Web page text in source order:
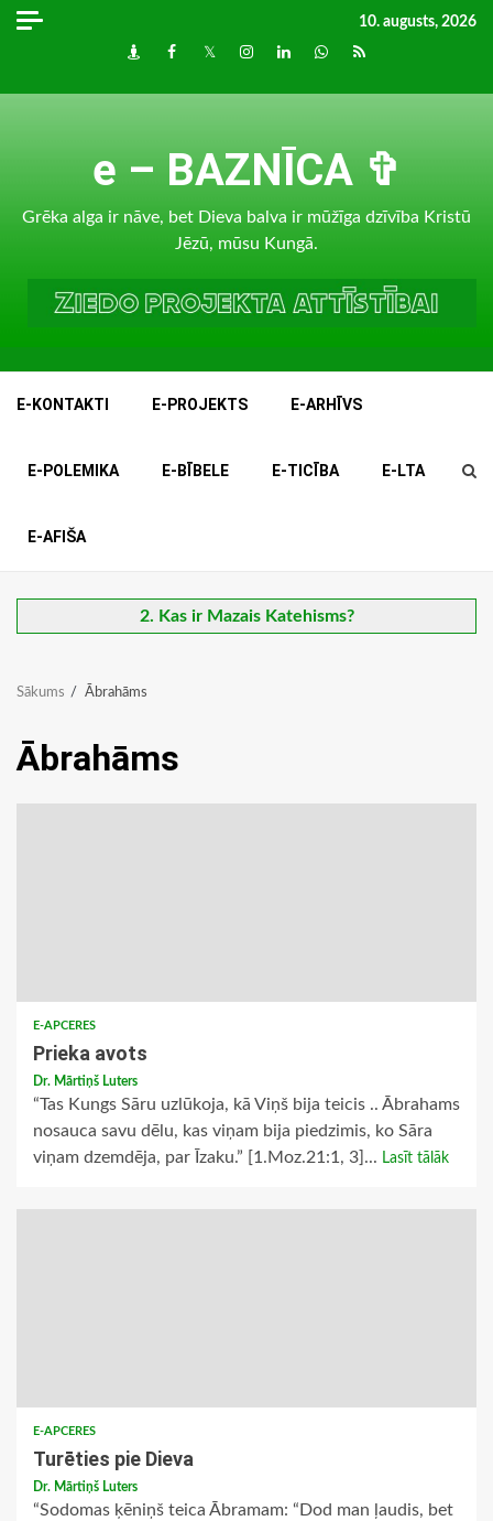
Skip
10. augusts, 2026
DraugiemFacebook
TwitterInstagram
LinkedInwhatsapp
RSS
e – BAZNĪCA ✞
Grēka alga ir nāve, bet Dieva balva ir mūžīga dzīvība Kristū
Jēzū, mūsu Kungā.
E-KONTAKTI E-PROJEKTS E-ARHĪVS
E-POLEMIKA E-BĪBELE E-TICĪBA E-LTA
E-AFIŠA
2. Kas ir Mazais Katehisms?
Sākums Ābrahāms
Ābrahāms
E-APCERES
Prieka avots
Dr. Mārtiņš Luters
“Tas Kungs Sāru uzlūkoja, kā Viņš bija teicis .. Ābrahams
nosauca savu dēlu, kas viņam bija piedzimis, ko Sāra
viņam dzemdēja, par Īzaku.” [1.Moz.21:1, 3]... Lasīt tālāk
E-APCERES
Turēties pie Dieva
Dr. Mārtiņš Luters
“Sodomas ķēniņš teica Ābramam: “Dod man ļaudis, bet